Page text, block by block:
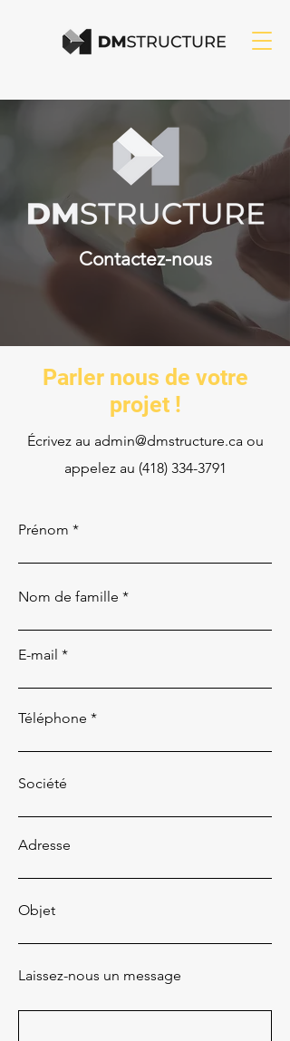
Contactez-nous
Parler nous de votre
projet !
Écrivez au admin@dmstructure.caou
appelez au (418) 334-3791
Prénom
Nom de famille
E-mail
Téléphone
Société
Adresse
Objet
Laissez-nous un message